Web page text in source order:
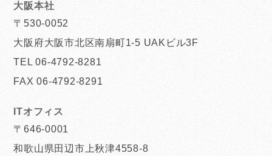
大阪本社
〒530-0052
大阪府大阪市北区南扇町1-5 UAKビル3F
TEL 06-4792-8281
FAX 06-4792-8291
ITオフィス
〒646-0001
和歌山県田辺市上秋津4558-8